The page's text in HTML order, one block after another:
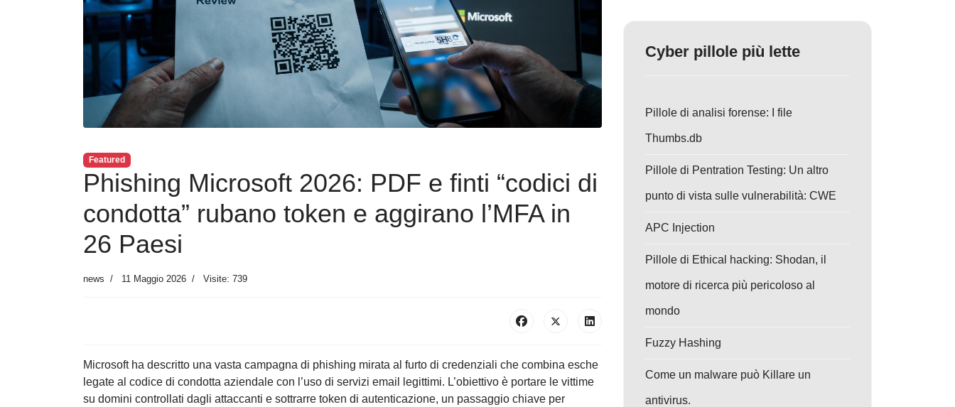
Featured
Phishing Microsoft 2026: PDF e finti “codici di
condotta” rubano token e aggirano l’MFA in
26 Paesi
news 11 Maggio 2026 Visite: 739
Microsoft ha descritto una vasta campagna di phishing mirata al furto di credenziali che combina esche
legate al codice di condotta aziendale con l’uso di servizi email legittimi. L’obiettivo è portare le vittime
su domini controllati dagli attaccanti e sottrarre token di autenticazione, un passaggio chiave per
Cyber pillole più lette
Pillole di analisi forense: I file
Thumbs.db
Pillole di Pentration Testing: Un altro
punto di vista sulle vulnerabilità: CWE
APC Injection
Pillole di Ethical hacking: Shodan, il
motore di ricerca più pericoloso al
mondo
Fuzzy Hashing
Come un malware può Killare un
antivirus.